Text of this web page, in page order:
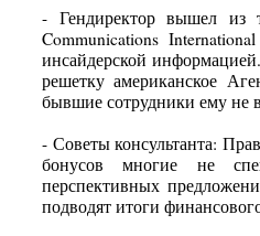
- Гендиректор вышел из
Communications
инсайдерской
решетку американское
бывшие сотрудники ему не
- Советы консультанта:
бонусов многие не
перспективных
подводят итоги